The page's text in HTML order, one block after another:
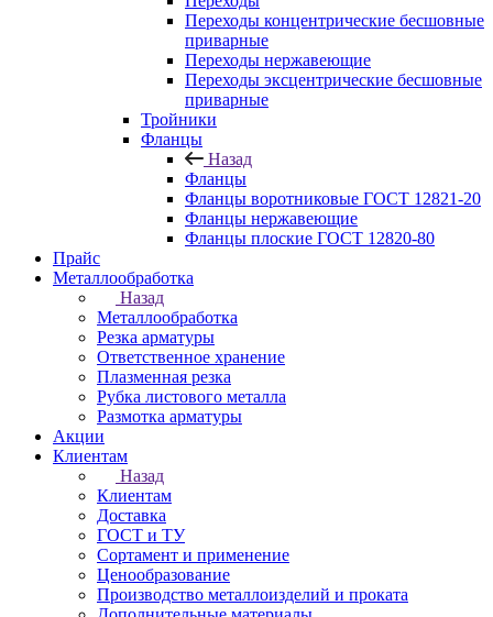
Переходы концентрические бесшовные
приварные
Переходы нержавеющие
Переходы эксцентрические бесшовные
приварные
Тройники
Фланцы
Назад
Фланцы
Фланцы воротниковые ГОСТ 12821-20
Фланцы нержавеющие
Фланцы плоские ГОСТ 12820-80
Прайс
Металлообработка
Назад
Металлообработка
Резка арматуры
Ответственное хранение
Плазменная резка
Рубка листового металла
Размотка арматуры
Акции
Клиентам
Назад
Клиентам
Доставка
ГОСТ и ТУ
Сортамент и применение
Ценообразование
Производство металлоизделий и проката